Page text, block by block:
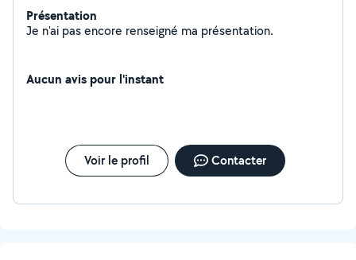
Présentation
Je n'ai pas encore renseigné ma présentation.
Aucun avis pour l'instant
Voir le profil Contacter